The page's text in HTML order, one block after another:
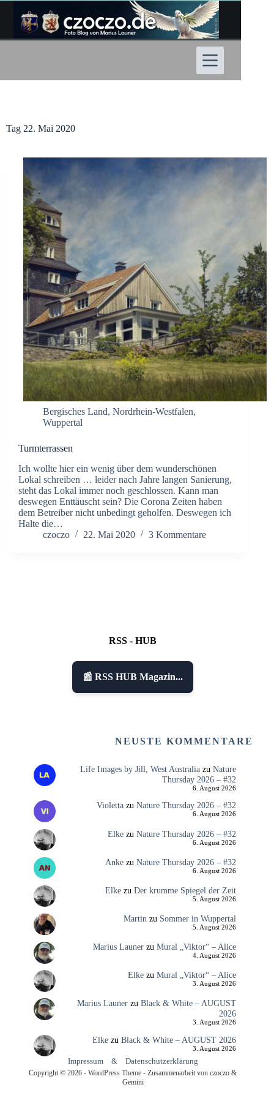
Inhalt
springen
Tag 22. Mai 2020
Bergisches Land, Nordrhein-Westfalen,
Wuppertal
Turmterrassen
Ich wollte hier ein wenig über dem wunderschönen
Lokal schreiben … leider nach Jahre langen Sanierung,
steht das Lokal immer noch geschlossen. Kann man
deswegen Enttäuscht sein? Die Corona Zeiten haben
dem Betreiber nicht unbedingt geholfen. Deswegen ich
Halte die…
czoczo
22. Mai 2020 3 Kommentare
RSS - HUB
📰 RSS HUB Magazin...
NEUSTE KOMMENTARE
Life Images by Jill, West Australiazu Nature
Thursday 2026 – #32
6. August 2026
Violettazu Nature Thursday 2026 – #32
6. August 2026
Elkezu Nature Thursday 2026 – #32
6. August 2026
Ankezu Nature Thursday 2026 – #32
6. August 2026
Elkezu Der krumme Spiegel der Zeit
5. August 2026
Martin zu Sommer in Wuppertal
5. August 2026
Marius Launerzu Mural „Viktor“ – Alice
4. August 2026
Elkezu Mural „Viktor“ – Alice
3. August 2026
Marius Launerzu Black & White – AUGUST
2026
3. August 2026
Elkezu Black & White – AUGUST 2026
3. August 2026
Impressum & Datenschutzerklärung
Copyright © 2026 - WordPress Theme - Zusammenarbeit von czoczo &
Gemini